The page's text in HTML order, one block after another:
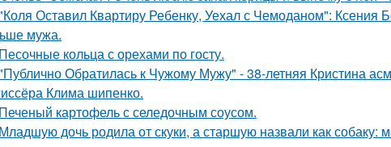
Оставил Квартиру Ребенку, Уехал с Чемоданом": Ксения
мужа.
Песочные кольца с орехами по госту.
Обратилась к Чужому Мужу" - 38-летняя Кристина
Клима шипенко.
Печеный картофель с селедочным соусом.
Младшую дочь родила от скуки, а старшую назвали как